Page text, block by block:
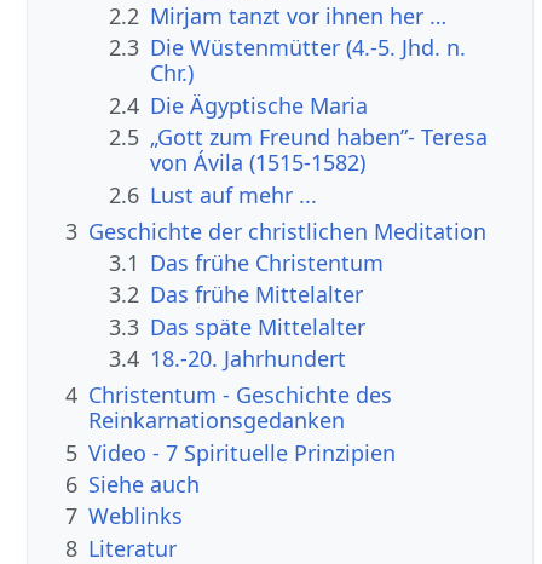
2.2 Mirjam tanzt vor ihnen her …
2.3 Die Wüstenmütter (4.-5. Jhd. n.
Chr.)
2.4 Die Ägyptische Maria
2.5 „Gott zum Freund haben”- Teresa
von Ávila (1515-1582)
2.6 Lust auf mehr ...
3 Geschichte der christlichen Meditation
3.1 Das frühe Christentum
3.2 Das frühe Mittelalter
3.3 Das späte Mittelalter
3.4 18.-20. Jahrhundert
4 Christentum - Geschichte des
Reinkarnationsgedanken
5 Video - 7 Spirituelle Prinzipien
6 Siehe auch
7 Weblinks
8 Literatur